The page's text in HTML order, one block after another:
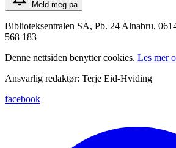
Meld meg på
Biblioteksentralen SA, Pb. 24 Alnabru,
568 183
Denne nettsiden benytter cookies. Les mer
Ansvarlig redaktør: Terje Eid-Hviding
facebook